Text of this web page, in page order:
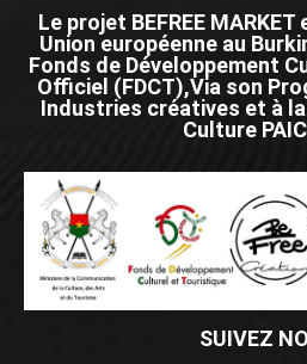
Le projet BEFREE
Union européenne au
Fonds de Développement
Officiel (FDCT),Via son
Industries créatives et à
Culture
SUIVEZ